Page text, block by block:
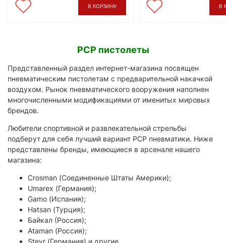
В КОРЗИНУ В
PCP пистолеты
Представленный раздел интернет-магазина посвящен
пневматическим пистолетам с предварительной накачкой
воздухом. Рынок пневматического вооружения наполнен
многочисленными модификациями от именитых мировых
брендов.
Любители спортивной и развлекательной стрельбы
подберут для себя лучший вариант PCP пневматики. Ниже
представлены бренды, имеющиеся в арсенале нашего
магазина:
Crosman (Соединенные Штаты Америки);
Umarex (Германия);
Gamo (Испания);
Hatsan (Турция);
Байкал (Россия);
Ataman (Россия);
Steyr (Германия) и другие.